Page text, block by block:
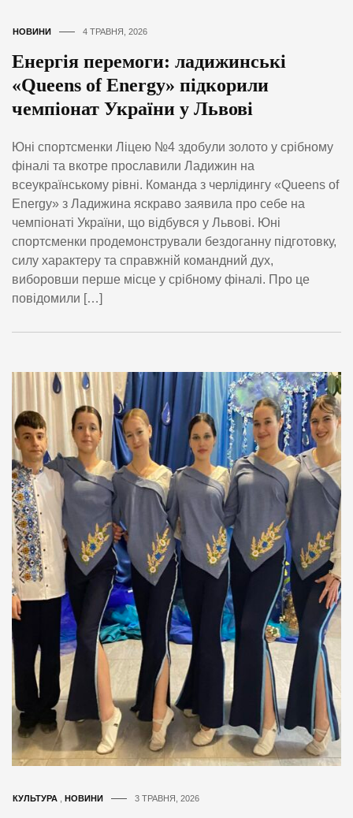
НОВИНИ 4 ТРАВНЯ, 2026
Енергія перемоги: ладижинські
«Queens of Energy» підкорили
чемпіонат України у Львові
Юні спортсменки Ліцею №4 здобули золото у срібному
фіналі та вкотре прославили Ладижин на
всеукраїнському рівні. Команда з черлідингу «Queens of
Energy» з Ладижина яскраво заявила про себе на
чемпіонаті України, що відбувся у Львові. Юні
спортсменки продемонстрували бездоганну підготовку,
силу характеру та справжній командний дух,
виборовши перше місце у срібному фіналі. Про це
повідомили […]
КУЛЬТУРА НОВИНИ 3 ТРАВНЯ, 2026